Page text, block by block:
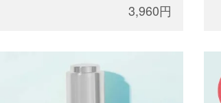
習をお申込みしたアカウントでログイ
ン、テクニカル講習後に郵送されたラ
3,960円